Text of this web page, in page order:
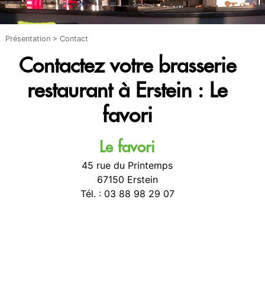
Présentation > Contact
Contactez votre brasserie
restaurant à Erstein : Le
favori
Le favori
45 rue du Printemps
67150 Erstein
Tél. : 03 88 98 29 07